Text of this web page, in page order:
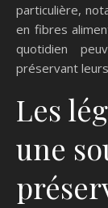
particulière,
en fibres
quotidien
préservant
Les
une